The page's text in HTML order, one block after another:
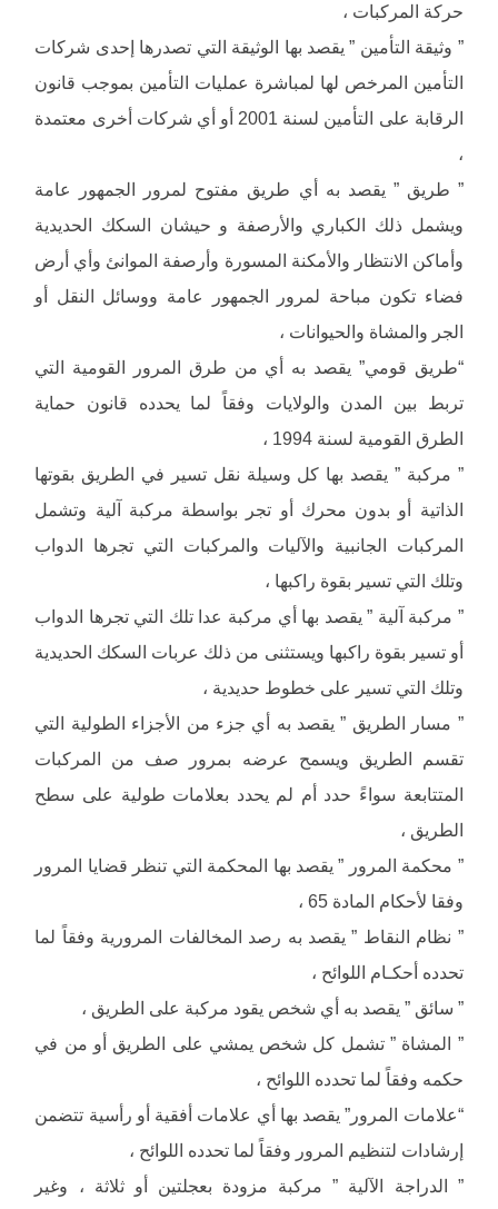
حركة المركبات ،
” وثيقة التأمين ” يقصد بها الوثيقة التي تصدرها إحدى شركات
التأمين المرخص لها لمباشرة عمليات التأمين بموجب قانون
الرقابة على التأمين لسنة 2001 أو أي شركات أخرى معتمدة
،
” طريق ” يقصد به أي طريق مفتوح لمرور الجمهور عامة
ويشمل ذلك الكباري والأرصفة و حيشان السكك الحديدية
وأماكن الانتظار والأمكنة المسورة وأرصفة الموانئ وأي أرض
فضاء تكون مباحة لمرور الجمهور عامة ووسائل النقل أو
الجر والمشاة والحيوانات ،
“طريق قومي” يقصد به أي من طرق المرور القومية التي
تربط بين المدن والولايات وفقاً لما يحدده قانون حماية
الطرق القومية لسنة 1994 ،
” مركبة ” يقصد بها كل وسيلة نقل تسير في الطريق بقوتها
الذاتية أو بدون محرك أو تجر بواسطة مركبة آلية وتشمل
المركبات الجانبية والآليات والمركبات التي تجرها الدواب
وتلك التي تسير بقوة راكبها ،
” مركبة آلية ” يقصد بها أي مركبة عدا تلك التي تجرها الدواب
أو تسير بقوة راكبها ويستثنى من ذلك عربات السكك الحديدية
وتلك التي تسير على خطوط حديدية ،
” مسار الطريق ” يقصد به أي جزء من الأجزاء الطولية التي
تقسم الطريق ويسمح عرضه بمرور صف من المركبات
المتتابعة سواءً حدد أم لم يحدد بعلامات طولية على سطح
الطريق ،
” محكمة المرور ” يقصد بها المحكمة التي تنظر قضايا المرور
وفقا لأحكام المادة 65 ،
” نظام النقاط ” يقصد به رصد المخالفات المرورية وفقاً لما
تحدده أحكـام اللوائح ،
” سائق ” يقصد به أي شخص يقود مركبة على الطريق ،
” المشاة ” تشمل كل شخص يمشي على الطريق أو من في
حكمه وفقاً لما تحدده اللوائح ،
“علامات المرور” يقصد بها أي علامات أفقية أو رأسية تتضمن
إرشادات لتنظيم المرور وفقاً لما تحدده اللوائح ،
” الدراجة الآلية ” مركبة مزودة بعجلتين أو ثلاثة ، وغير